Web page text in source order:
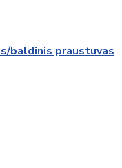
baldinis praustuvas